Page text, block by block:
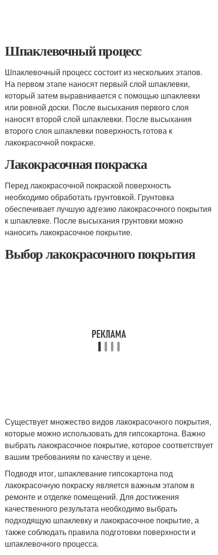
Шпаклевочный процесс
Шпаклевочный процесс состоит из нескольких этапов.
На первом этапе наносят первый слой шпаклевки,
который затем выравнивается с помощью шпаклевки
или ровной доски. После высыхания первого слоя
наносят второй слой шпаклевки. После высыхания
второго слоя шпаклевки поверхность готова к
лакокрасочной покраске.
Лакокрасочная покраска
Перед лакокрасочной покраской поверхность
необходимо обработать грунтовкой. Грунтовка
обеспечивает лучшую адгезию лакокрасочного покрытия
к шпаклевке. После высыхания грунтовки можно
наносить лакокрасочное покрытие.
Выбор лакокрасочного покрытия
Существует множество видов лакокрасочного покрытия,
которые можно использовать для гипсокартона. Важно
выбрать лакокрасочное покрытие, которое соответствует
вашим требованиям по качеству и цене.
Подводя итог, шпаклевание гипсокартона под
лакокрасочную покраску является важным этапом в
ремонте и отделке помещений. Для достижения
качественного результата необходимо выбрать
подходящую шпаклевку и лакокрасочное покрытие, а
также соблюдать правила подготовки поверхности и
шпаклевочного процесса.